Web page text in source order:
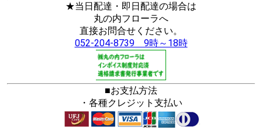
★当日配達・即日配達の場合は
丸の内フローラへ
直接お問合せください。
052-204-8739 9時～18時
■お支払方法
・各種クレジット支払い